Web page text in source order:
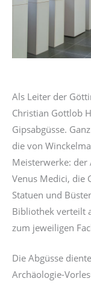
Als Leiter der
Christian Gottlob
Gipsabgüsse.
die von
Meisterwerke: der
Venus Medici, die
Statuen und
Bibliothek verteilt
zum jeweiligen
Die Abgüsse
Archäologie-